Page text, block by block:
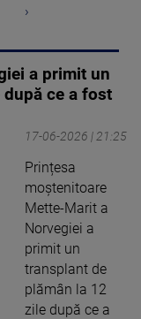
›
a primit un
ce a fost
17-06-2026 | 21:25
Prințesa
moștenitoare
Mette-Marit a
Norvegiei a
primit un
transplant de
plămân la 12
zile după ce a